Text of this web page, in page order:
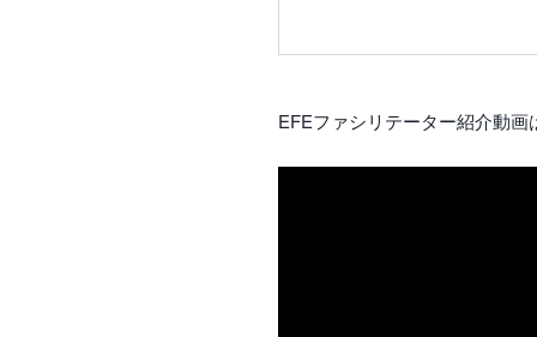
EFEファシリテーター紹介動画